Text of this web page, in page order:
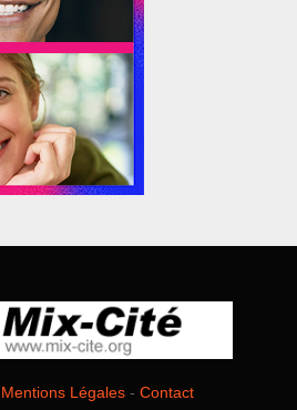
Mentions Légales- Contact